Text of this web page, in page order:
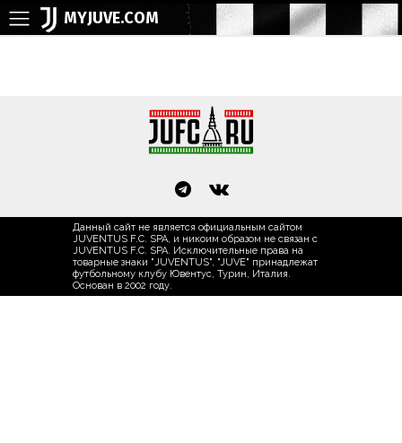
MYJUVE.COM
Данный сайт не является официальным сайтом
JUVENTUS F.C. SPA, и никоим образом не связан с
JUVENTUS F.C. SPA. Исключительные права на
товарные знаки "JUVENTUS", "JUVE" принадлежат
футбольному клубу Ювентус, Турин, Италия.
Основан в 2002 году.